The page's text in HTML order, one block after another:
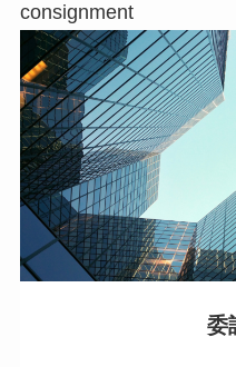
consignment
委